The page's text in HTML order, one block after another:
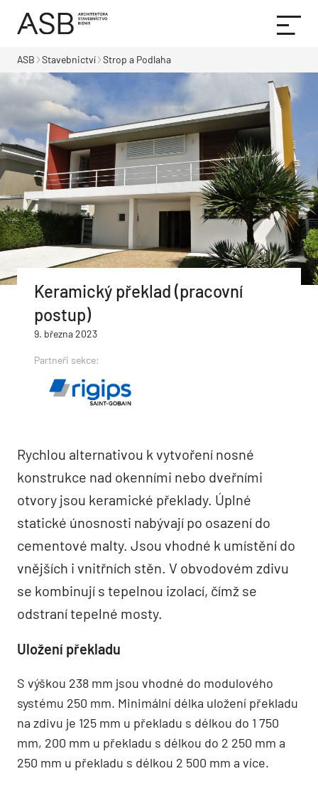
ASB Stavebnictví Strop a Podlaha
Keramický překlad (pracovní
postup)
9. března 2023
Partneři sekce:
Rychlou alternativou k vytvoření nosné
konstrukce nad okenními nebo dveřními
otvory jsou keramické překlady. Úplné
statické únosnosti nabývají po osazení do
cementové malty. Jsou vhodné k umístění do
vnějších i vnitřních stěn. V obvodovém zdivu
se kombinují s tepelnou izolací, čímž se
odstraní tepelné mosty.
Uložení překladu
S výškou 238 mm jsou vhodné do modulového
systému 250 mm. Minimální délka uložení překladu
na zdivu je 125 mm u překladu s délkou do 1 750
mm, 200 mm u překladu s délkou do 2 250 mm a
250 mm u překladu s délkou 2 500 mm a více.